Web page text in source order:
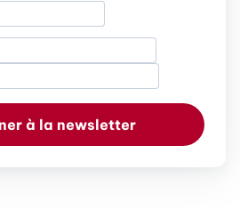
à la newsletter